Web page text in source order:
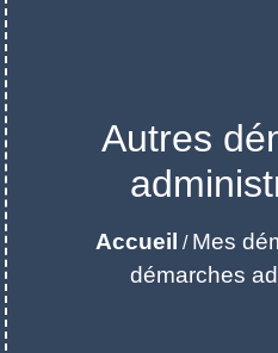
Autres
Accueil / Mes
démarches